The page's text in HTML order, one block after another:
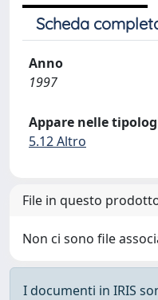
Scheda
Anno
1997
Appare nelle
5.12 Altro
File in questo
Non ci sono file
I documenti in IRIS